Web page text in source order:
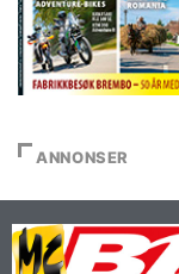
ANNONSER